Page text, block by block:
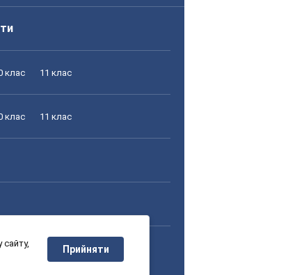
клас 11 клас
клас 11 клас
клас 11 класПрийняти